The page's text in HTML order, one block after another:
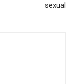
sexual